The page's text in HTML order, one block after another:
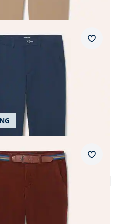
knitterarm
schnelltrocknend
temperatur-ausgleichend
weichfließend
Fit.
Fit.